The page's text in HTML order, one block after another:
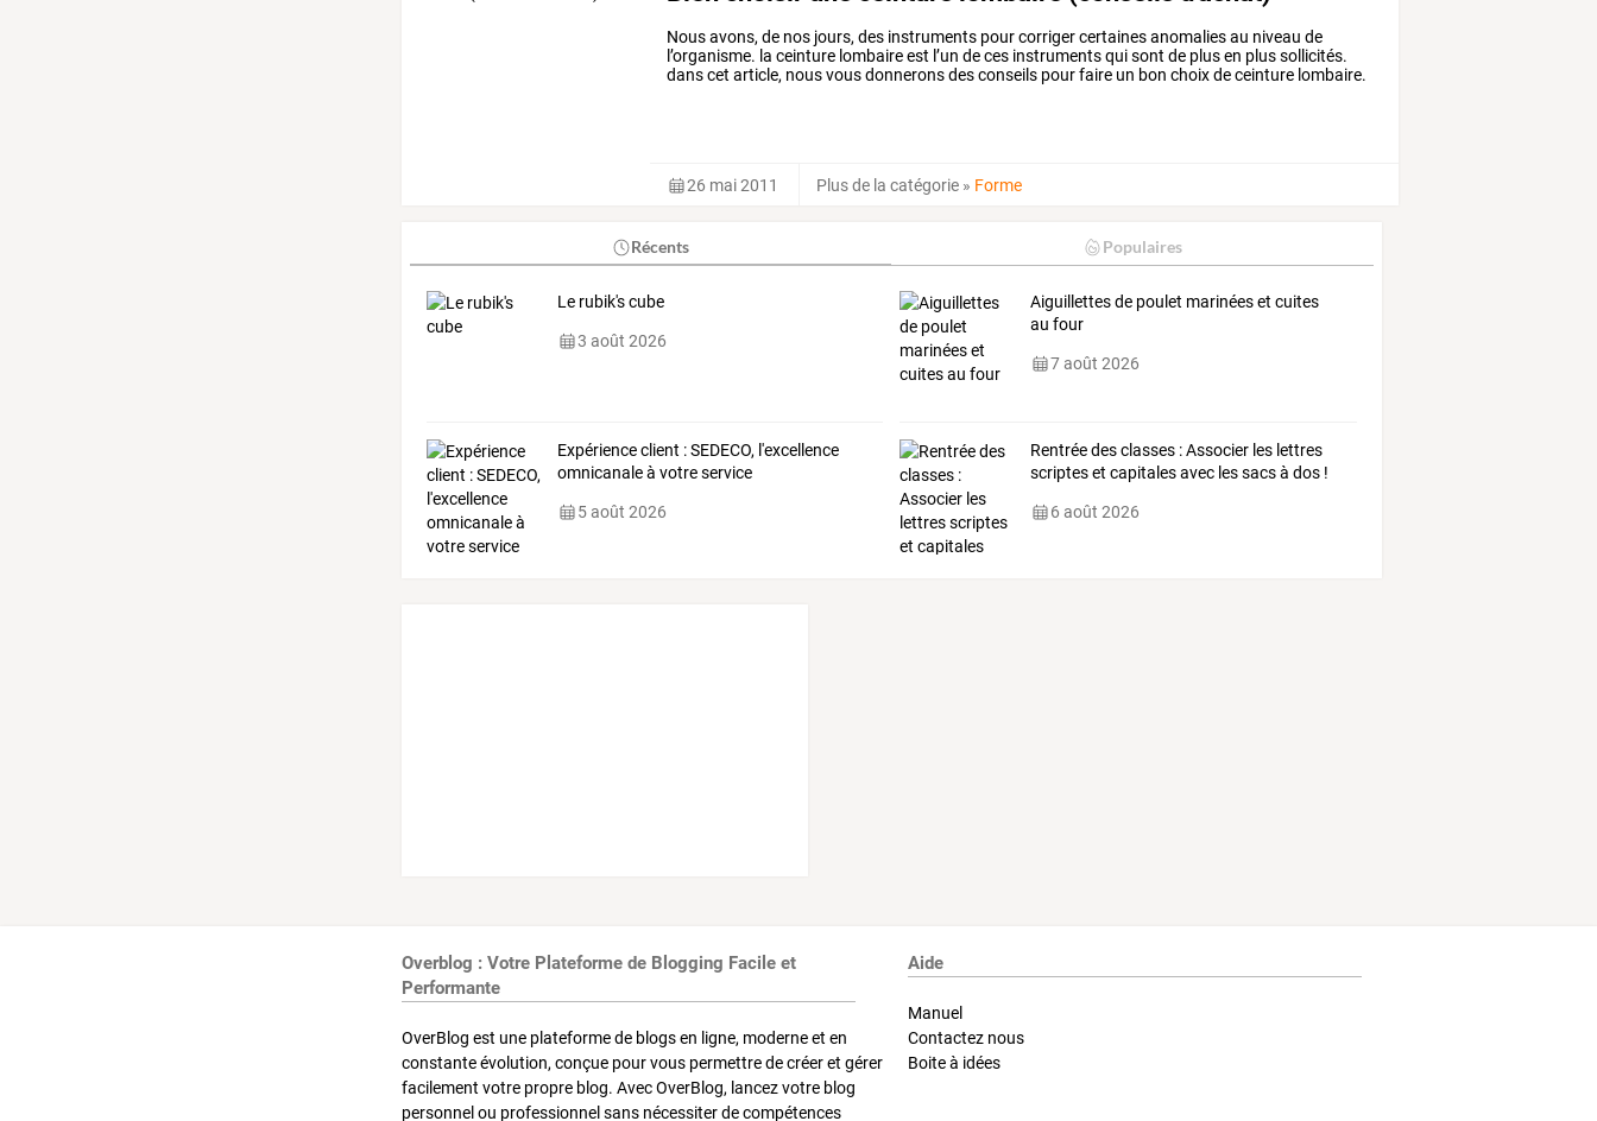
Nous avons, de nos jours, des instruments pour corriger certaines anomalies au niveau de
l’organisme. la ceinture lombaire est l’un de ces instruments qui sont de plus en plus sollicités.
dans cet article, nous vous donnerons des conseils pour faire un bon choix de ceinture lombaire.
26 mai 2011 Plus de la catégorie » Forme
Récents Populaires
Le rubik's cube
3 août 2026
Aiguillettes de poulet marinées et cuites
au four
7 août 2026
Expérience client : SEDECO, l'excellence
omnicanale à votre service
5 août 2026
Rentrée des classes : Associer les lettres
scriptes et capitales avec les sacs à dos !
6 août 2026
Overblog : Votre Plateforme de Blogging Facile et
Performante
OverBlog est une plateforme de blogs en ligne, moderne et en
constante évolution, conçue pour vous permettre de créer et gérer
facilement votre propre blog. Avec OverBlog, lancez votre blog
personnel ou professionnel sans nécessiter de compétences
Aide
Manuel
Contactez nous
Boite à idées